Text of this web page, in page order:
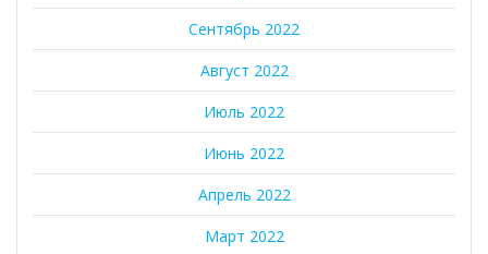
Сентябрь 2022
Август 2022
Июль 2022
Июнь 2022
Апрель 2022
Март 2022